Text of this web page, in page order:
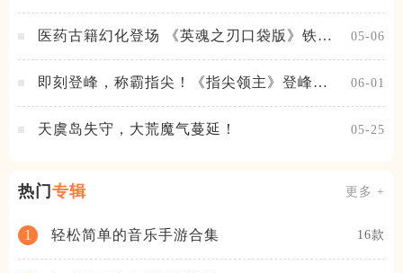
医药古籍幻化登场 《英魂之刃口袋版》铁扇
05-06
即刻登峰，称霸指尖！《指尖领主》登峰测
06-01
天虞岛失守，大荒魔气蔓延！ 05-25
热门 专辑 更多 +
1 轻松简单的音乐手游合集 16款